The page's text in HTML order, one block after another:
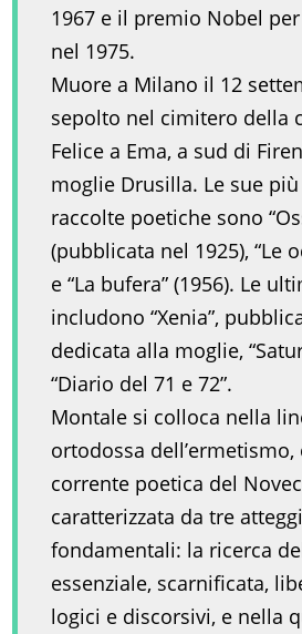
1967 e il premio Nobel
nel 1975.
Muore a Milano il 12
sepolto nel cimitero della
Felice a Ema, a sud di
moglie Drusilla. Le sue
raccolte poetiche sono
(pubblicata nel 1925), “Le
e “La bufera” (1956). Le
includono “Xenia”,
dedicata alla moglie,
“Diario del 71 e 72”.
Montale si colloca nella
ortodossa
corrente poetica del
caratterizzata da tre
fondamentali: la ricerca
essenziale, scarnificata,
logici e discorsivi, e nella